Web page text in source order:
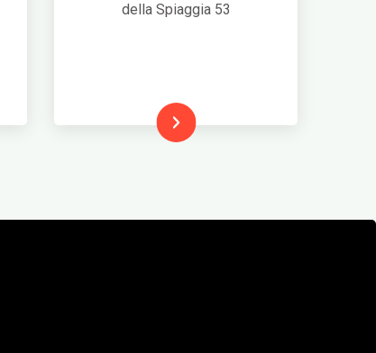
della Spiaggia 53
Leggi